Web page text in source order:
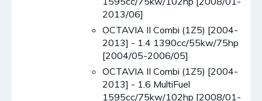
2013/06]
OCTAVIA II Combi (1Z5) [2004-
2013] - 1.4 1390cc/55kw/75hp
[2004/05-2006/05]
OCTAVIA II Combi (1Z5) [2004-
2013] - 1.6 MultiFuel
1595cc/75kw/102hp [2008/01-